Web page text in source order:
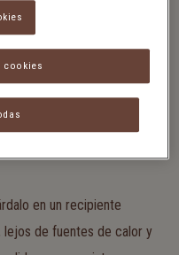
2–3 meses una vez
herméticamente, pueden
en un recipiente
de fuentes de calor y
cookies